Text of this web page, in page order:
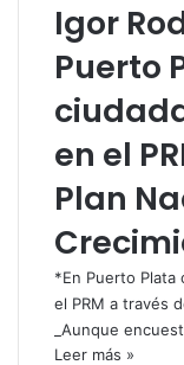
Igor
Puerto
en el
Plan
*En Puerto Plata
el PRM a través
_Aunque
Leer más »